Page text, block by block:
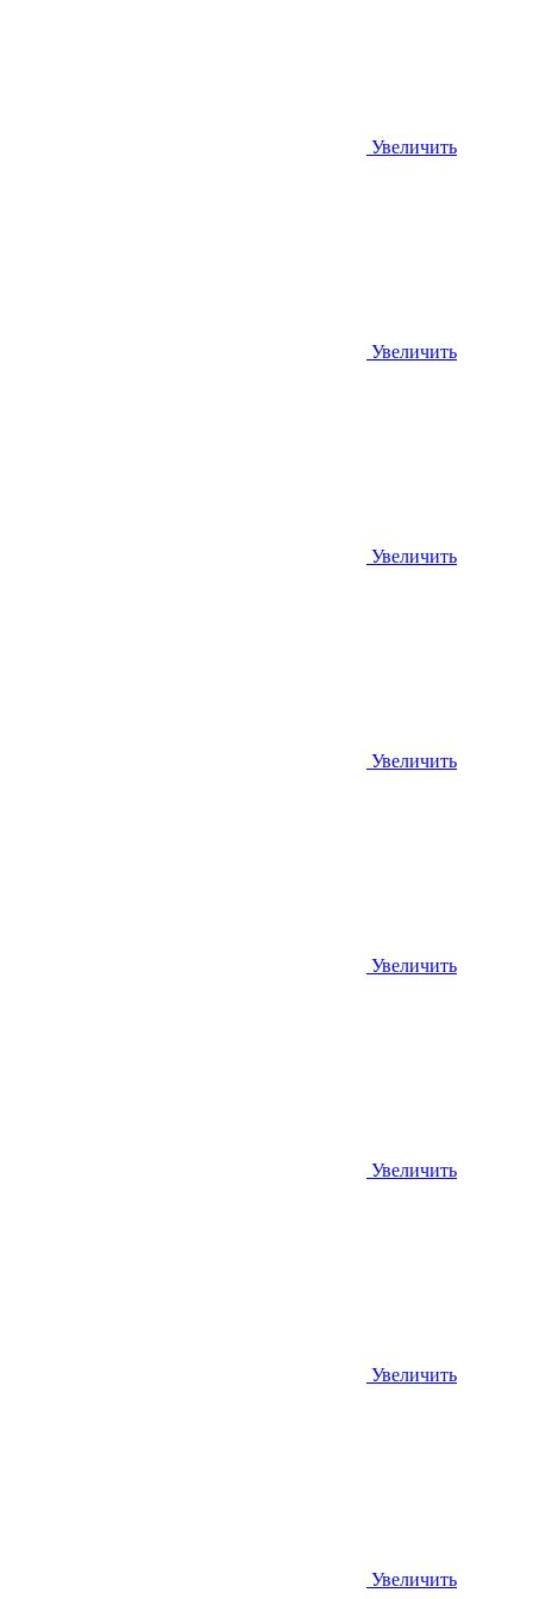
Увеличить
Увеличить
Увеличить
Увеличить
Увеличить
Увеличить
Увеличить
Увеличить